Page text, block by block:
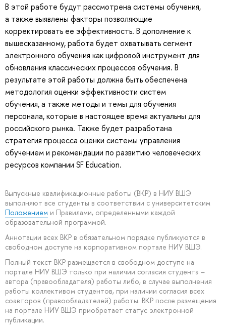
В этой работе будут рассмотрена системы обучения,
а также выявлены факторы позволяющие
корректировать ее эффективность. В дополнение к
вышесказанному, работа будет охватывать сегмент
электронного обучения как цифровой инструмент для
обновления классических процессов обучения. В
результате этой работы должна быть обеспечена
методология оценки эффективности систем
обучения, а также методы и темы для обучения
персонала, которые в настоящее время актуальны для
российского рынка. Также будет разработана
стратегия процесса оценки системы управления
обучением и рекомендации по развитию человеческих
ресурсов компании SF Education.
Выпускные квалификационные работы (ВКР) в НИУ ВШЭ
выполняют все студенты в соответствии с университетским
Положением и Правилами, определенными каждой
образовательной программой.
Аннотации всех ВКР в обязательном порядке публикуются в
свободном доступе на корпоративном портале НИУ ВШЭ.
Полный текст ВКР размещается в свободном доступе на
портале НИУ ВШЭ только при наличии согласия студента –
автора (правообладателя) работы либо, в случае выполнения
работы коллективом студентов, при наличии согласия всех
соавторов (правообладателей) работы. ВКР после размещения
на портале НИУ ВШЭ приобретает статус электронной
публикации.